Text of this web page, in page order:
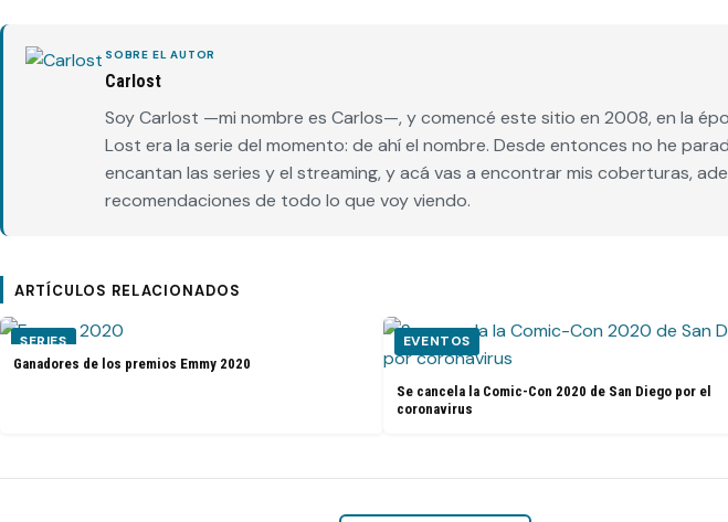
SOBRE EL AUTOR
Carlost
Soy Carlost —mi nombre es Carlos—, y comencé este sitio en 2008, en la
Lost era la serie del momento: de ahí el nombre. Desde entonces no he
encantan las series y el streaming, y acá vas a encontrar mis coberturas,
recomendaciones de todo lo que voy viendo.
ARTÍCULOS RELACIONADOS
SERIES
Ganadores de los premios Emmy 2020
EVENTOS
Se cancela la Comic-Con 2020 de San Diego por el
coronavirus